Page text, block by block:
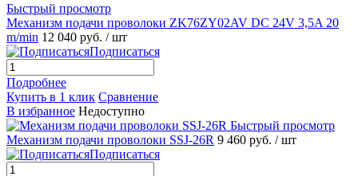
Быстрый просмотр
Механизм подачи проволоки ZK76ZY02AV DC 24V 3,5A 20
m/min 12 040 руб. / шт
Подписаться
Подробнее
Купить в 1 клик Сравнение
В избранное Недоступно
Быстрый просмотр
Механизм подачи проволоки SSJ-26R 9 460 руб. / шт
Подписаться